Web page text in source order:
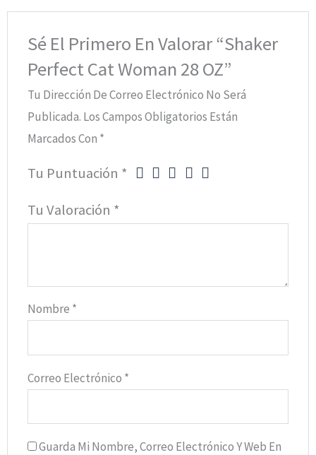
Sé El Primero En Valorar “Shaker
Perfect Cat Woman 28 OZ”
Tu Dirección De Correo Electrónico No Será
Publicada. Los Campos Obligatorios Están
Marcados Con *
Tu Puntuación *
Tu Valoración *
Nombre *
Correo Electrónico *
Guarda Mi Nombre, Correo Electrónico Y Web En